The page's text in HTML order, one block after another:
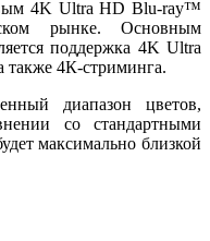
4K Ultra HD Blu-ray™
рынке. Основным
поддержка 4K Ultra
4К-стриминга.
диапазон цветов,
со стандартными
максимально близкой